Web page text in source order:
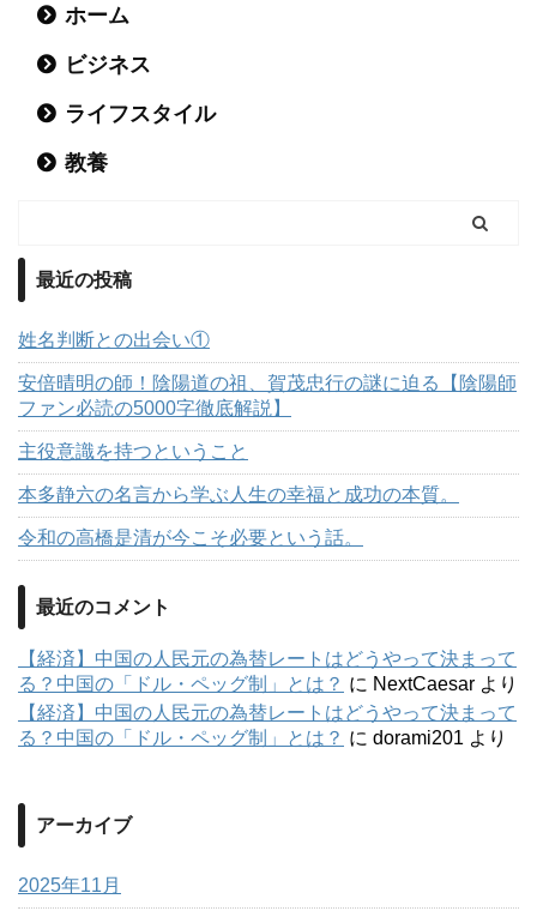
ホーム
ビジネス
ライフスタイル
教養
最近の投稿
姓名判断との出会い①
安倍晴明の師！陰陽道の祖、賀茂忠行の謎に迫る【陰陽師
ファン必読の5000字徹底解説】
主役意識を持つということ
本多静六の名言から学ぶ人生の幸福と成功の本質。
令和の高橋是清が今こそ必要という話。
最近のコメント
【経済】中国の人民元の為替レートはどうやって決まって
る？中国の「ドル・ペッグ制」とは？ に NextCaesar より
【経済】中国の人民元の為替レートはどうやって決まって
る？中国の「ドル・ペッグ制」とは？ に dorami201 より
アーカイブ
2025年11月